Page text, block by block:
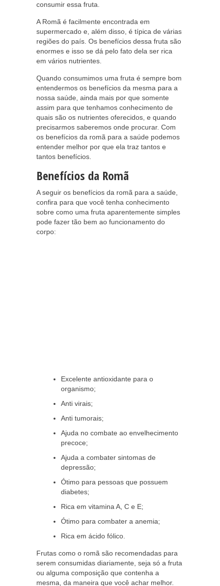
consumir essa fruta.
A Romã é facilmente encontrada em
supermercado e, além disso, é típica de várias
regiões do país. Os benefícios dessa fruta são
enormes e isso se dá pelo fato dela ser rica
em vários nutrientes.
Quando consumimos uma fruta é sempre bom
entendermos os benefícios da mesma para a
nossa saúde, ainda mais por que somente
assim para que tenhamos conhecimento de
quais são os nutrientes oferecidos, e quando
precisarmos saberemos onde procurar. Com
os benefícios da romã para a saúde podemos
entender melhor por que ela traz tantos e
tantos benefícios.
Benefícios da Romã
A seguir os benefícios da romã para a saúde,
confira para que você tenha conhecimento
sobre como uma fruta aparentemente simples
pode fazer tão bem ao funcionamento do
corpo:
Excelente antioxidante para o
organismo;
Anti virais;
Anti tumorais;
Ajuda no combate ao envelhecimento
precoce;
Ajuda a combater sintomas de
depressão;
Ótimo para pessoas que possuem
diabetes;
Rica em vitamina A, C e E;
Ótimo para combater a anemia;
Rica em ácido fólico.
Frutas como o romã são recomendadas para
serem consumidas diariamente, seja só a fruta
ou alguma composição que contenha a
mesma, da maneira que você achar melhor.